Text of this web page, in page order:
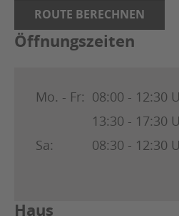
ROUTE BERECHNEN
Öffnungszeiten
Mo. - Fr: 08:00 - 12:30
13:30 - 17:30
Sa:
08:30 - 12:30
Haus